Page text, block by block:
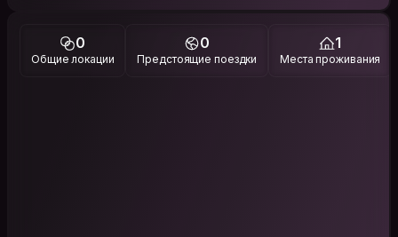
0
Общие локации
0
Предстоящие поездки
1
Места проживания